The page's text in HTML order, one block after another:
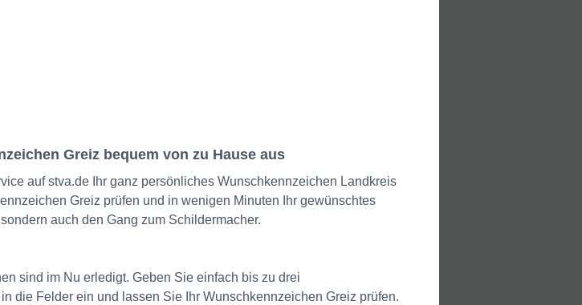
Greiz bequem von zu Hause aus
auf stva.de Ihr ganz persönliches Wunschkennzeichen Landkreis
Greiz prüfen und in wenigen Minuten Ihr gewünschtes
auch den Gang zum Schildermacher.
sind im Nu erledigt. Geben Sie einfach bis zu drei
die Felder ein und lassen Sie Ihr Wunschkennzeichen Greiz prüfen.